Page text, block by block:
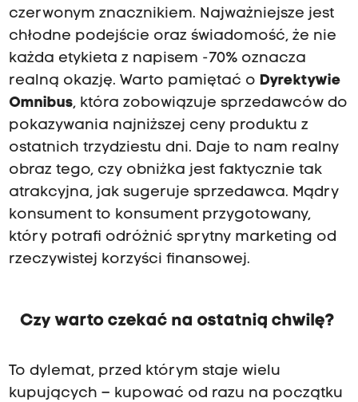
czerwonym znacznikiem. Najważniejsze jest
chłodne podejście oraz świadomość, że nie
każda etykieta z napisem -70% oznacza
realną okazję. Warto pamiętać o Dyrektywie
Omnibus, która zobowiązuje sprzedawców do
pokazywania najniższej ceny produktu z
ostatnich trzydziestu dni. Daje to nam realny
obraz tego, czy obniżka jest faktycznie tak
atrakcyjna, jak sugeruje sprzedawca. Mądry
konsument to konsument przygotowany,
który potrafi odróżnić sprytny marketing od
rzeczywistej korzyści finansowej.
Czy warto czekać na ostatnią chwilę?
To dylemat, przed którym staje wielu
kupujących – kupować od razu na początku